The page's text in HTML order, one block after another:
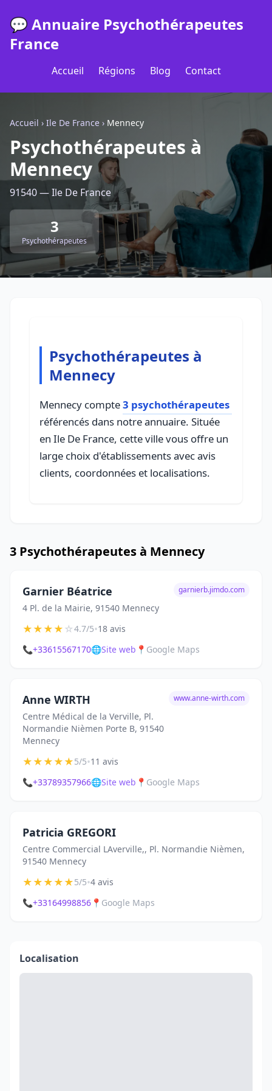
💬 Annuaire Psychothérapeutes
France
Accueil Régions Blog Contact
Accueil › Ile De France › Mennecy
Psychothérapeutes à
Mennecy
91540 — Ile De France
3
Psychothérapeutes
Psychothérapeutes à
Mennecy
Mennecy compte3 psychothérapeutes
référencés dans notre annuaire. Située
en Ile De France, cette ville vous offre un
large choix d'établissements avec avis
clients, coordonnées et localisations.
3 Psychothérapeutes à Mennecy
Garnier Béatrice
4 Pl. de la Mairie, 91540 Mennecy
garnierb.jimdo.com
★★★★☆4.7/5•18 avis
📞+33615567170🌐Site web 📍 Google Maps
Anne WIRTH
Centre Médical de la Verville, Pl.
Normandie Nièmen Porte B, 91540
Mennecy
www.anne-wirth.com
★★★★★5/5•11 avis
📞+33789357966🌐Site web 📍 Google Maps
Patricia GREGORI
Centre Commercial LAverville,, Pl. Normandie Nièmen,
91540 Mennecy
★★★★★5/5•4 avis
📞+33164998856 📍 Google Maps
Localisation